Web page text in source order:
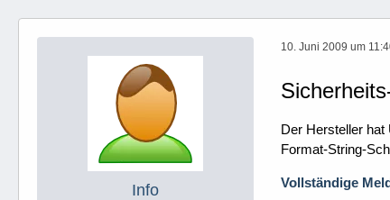
Info
10. Juni 2009 um
Der Hersteller hat
Format-String-
Vollständige